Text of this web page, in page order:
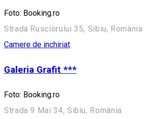
Foto: Booking.ro
Strada Rusciorului 35, Sibiu, România
Camere de inchiriat
Galeria Grafit ***
Foto: Booking.ro
Strada 9 Mai 34, Sibiu, România